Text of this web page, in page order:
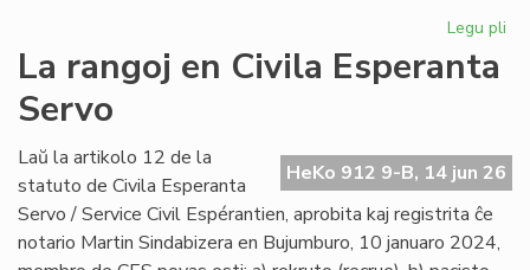
Legu pli
La rangoj en Civila Esperanta
Servo
HeKo 912 9-B, 14 jun 26
Laŭ la artikolo 12 de la
statuto de Civila Esperanta
Servo / Service Civil Espérantien, aprobita kaj registrita ĉe
notario Martin Sindabizera en Bujumburo, 10 januaro 2024,